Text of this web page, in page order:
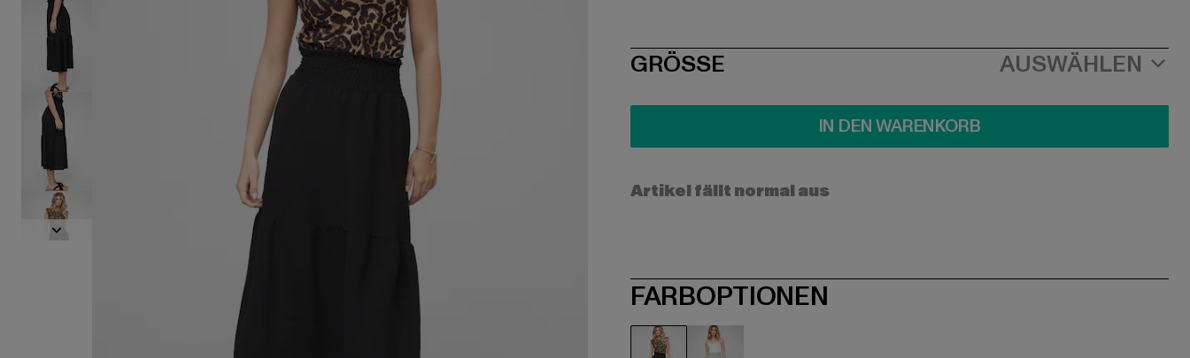
SIZE
GRÖSSE AUSWÄHLEN
IN DEN WARENKORB
Artikel fällt normal aus
FARBOPTIONEN